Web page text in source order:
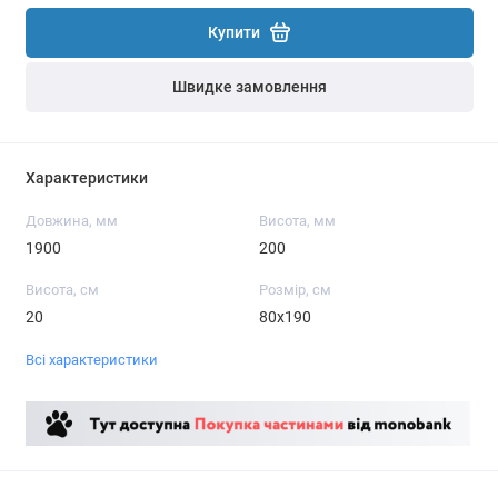
Купити
Швидке замовлення
Характеристики
Довжина, мм
1900
Висота, мм
200
Висота, см
20
Розмір, см
80x190
Всі характеристики